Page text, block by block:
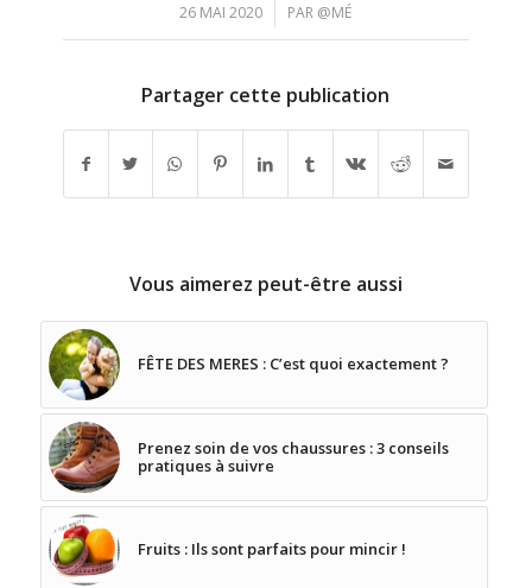
26 MAI 2020
/ PAR @MÉ
Partager cette publication
Vous aimerez peut-être aussi
FÊTE DES MERES : C’est quoi exactement ?
Prenez soin de vos chaussures : 3 conseils
pratiques à suivre
Fruits : Ils sont parfaits pour mincir !